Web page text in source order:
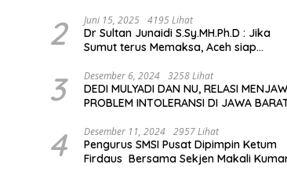
2 Juni 15, 2025 4195 Lihat
Dr Sultan Junaidi S.Sy.MH.Ph.D : Jika
Sumut terus Memaksa, Aceh siap
Internasional
3 Desember 6, 2024 3258 Lihat
DEDI MULYADI DAN NU, RELASI
PROBLEM INTOLERANSI DI JAWA
4 Desember 11, 2024 2957 Lihat
Pengurus SMSI Pusat Dipimpin Ketum
Firdaus Bersama Sekjen Makali